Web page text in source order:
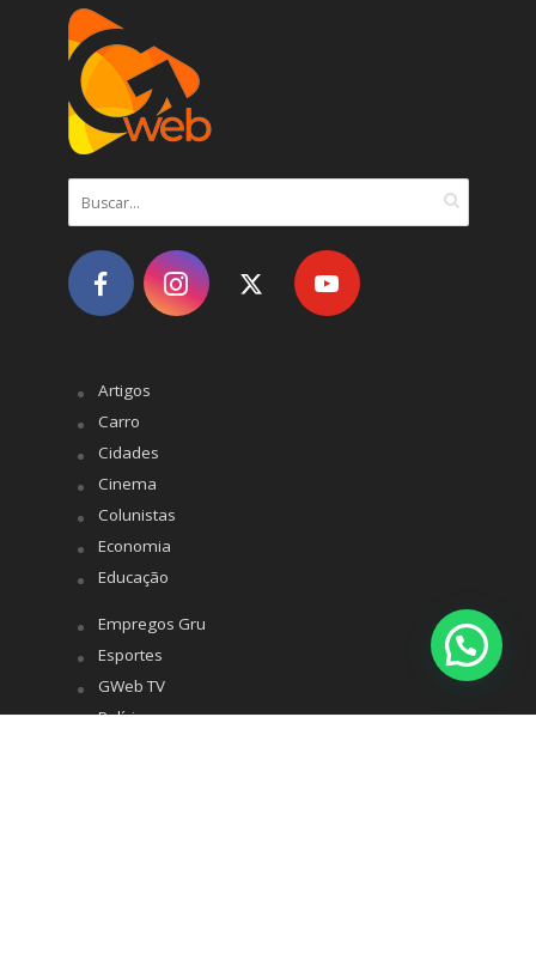
Artigos
Carro
Cidades
Cinema
Colunistas
Economia
Educação
Empregos Gru
Esportes
GWeb TV
Polícia